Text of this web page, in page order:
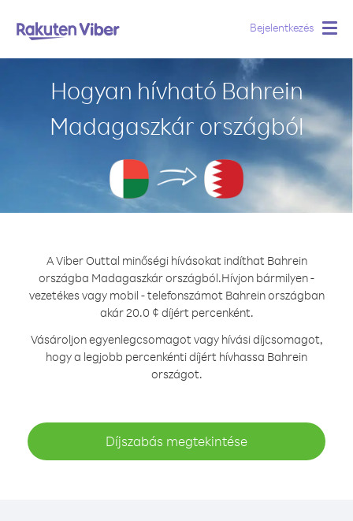
Bejelentkezés
Hogyan hívható Bahrein
Madagaszkár országból
A Viber Outtal minőségi hívásokat indíthat Bahrein
országba Madagaszkár országból.Hívjon bármilyen -
vezetékes vagy mobil - telefonszámot Bahrein országban
akár 20.0 ¢ díjért percenként.
Vásároljon egyenlegcsomagot vagy hívási díjcsomagot,
hogy a legjobb percenkénti díjért hívhassa Bahrein
országot.
Díjszabás megtekintése